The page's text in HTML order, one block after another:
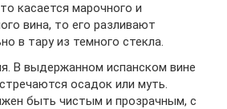
касается марочного и
вина, то его разливают
в тару из темного стекла.
В выдержанном испанском вине
осадок или муть.
быть чистым и прозрачным, с